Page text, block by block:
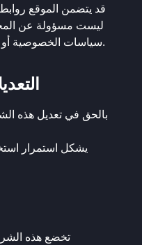
قد يتضمن الموقع
سياسات الخصوصية أو ممارسات هذه الأطراف الثالثة.
7.
يشكل استمرار
تخضع هذه